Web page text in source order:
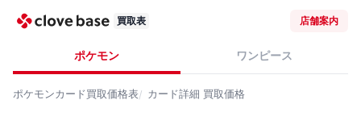
買取表 店舗案内
ポケモン ワンピース
ポケモンカード買取価格表 カード詳細 買取価格